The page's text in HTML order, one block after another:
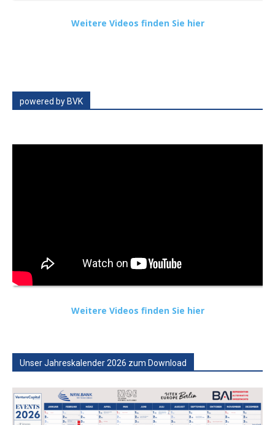
Weitere Videos finden Sie hier
powered by BVK
Weitere Videos finden Sie hier
Unser Jahreskalender 2026 zum Download